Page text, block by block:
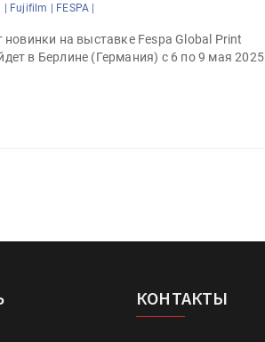
| Fujifilm | FESPA |
новинки на выставке Fespa Global Print
в Берлине (Германия) с 6 по 9 мая 2025
КОНТАКТЫ